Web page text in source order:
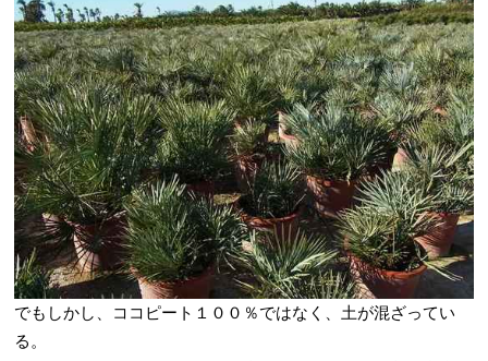
でもしかし、ココピート１００％ではなく、土が混ざってい
る。